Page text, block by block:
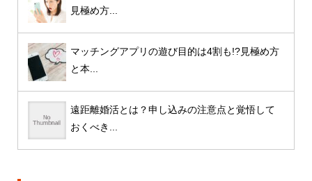
見極め方...
マッチングアプリの遊び目的は4割も!?見極め方
と本...
遠距離婚活とは？申し込みの注意点と覚悟して
おくべき...